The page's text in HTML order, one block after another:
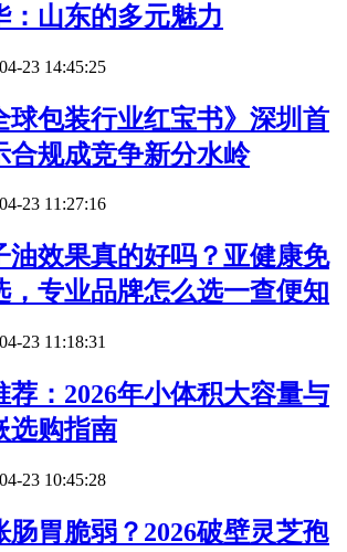
：山东的多元魅力
23 14:45:25
球包装行业红宝书》深圳首
合规成竞争新分水岭
23 11:27:16
油效果真的好吗？亚健康免
，专业品牌怎么选一查便知
23 11:18:31
荐：2026年小体积大容量与
选购指南
23 10:45:28
肠胃脆弱？2026破壁灵芝孢